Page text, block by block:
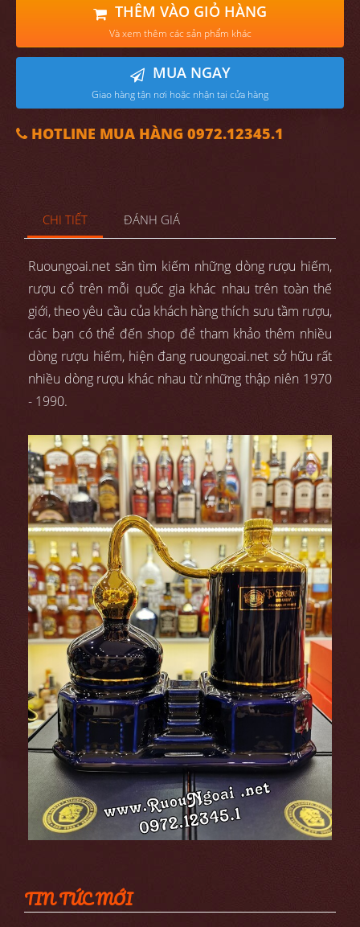
THÊM VÀO GIỎ HÀNG
Và xem thêm các sản phẩm khác
MUA NGAY
Giao hàng tận nơi hoặc nhận tại cửa hàng
HOTLINE MUA HÀNG 0972.12345.1
CHI TIẾT ĐÁNH GIÁ
Ruoungoai.net săn tìm kiếm những dòng rượu hiếm,
rượu cổ trên mỗi quốc gia khác nhau trên toàn thế
giới, theo yêu cầu của khách hàng thích sưu tầm rượu,
các bạn có thể đến shop để tham khảo thêm nhiều
dòng rượu hiếm, hiện đang ruoungoai.net sở hữu rất
nhiều dòng rượu khác nhau từ những thập niên 1970
- 1990.
TIN TỨC MỚI